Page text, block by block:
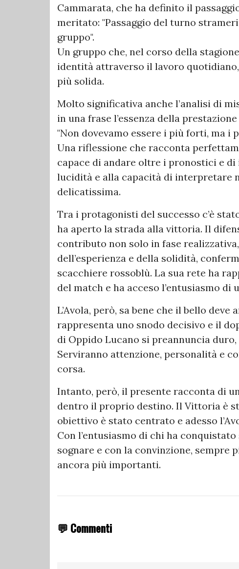
Cammarata, che ha definito il
meritato: "Passaggio del turno
gruppo".
Un gruppo che, nel corso della
identità attraverso il lavoro
più solida.
Molto significativa anche l’analisi di
in una frase l’essenza della
"Non dovevamo essere i più forti, ma i
Una riflessione che racconta
capace di andare oltre i pronostici e di
lucidità e alla capacità di interpretare
delicatissima.
Tra i protagonisti del successo c’è
ha aperto la strada alla vittoria. Il
contributo non solo in fase
dell’esperienza e della solidità,
scacchiere rossoblù. La sua rete ha
del match e ha acceso l’entusiasmo di
L’Avola, però, sa bene che il bello
rappresenta uno snodo decisivo e il
di Oppido Lucano si preannuncia
Serviranno attenzione, personalità e
corsa.
Intanto, però, il presente racconta di
dentro il proprio destino. Il Vittoria è
obiettivo è stato centrato e adesso
Con l’entusiasmo di chi ha
sognare e con la convinzione,
ancora più importanti.
💬 Commenti